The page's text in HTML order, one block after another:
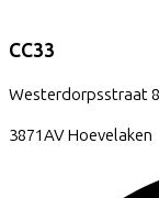
CC33
Westerdorpsstraat
3871AVHoevelaken